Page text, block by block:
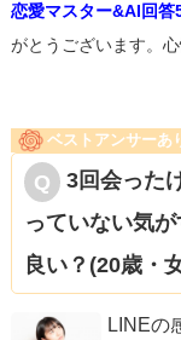
恋愛マスター&AI回答
がとうございます。
ベストアンサーあ
3回会った
っていない気
良い？(20歳・
LINEの